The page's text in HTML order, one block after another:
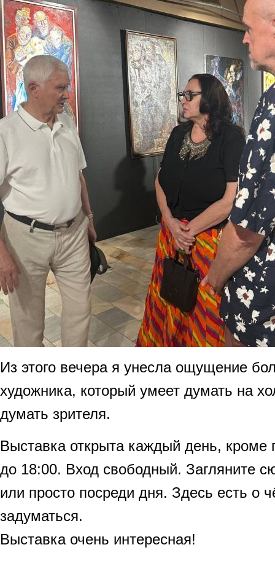
Из этого вечера я унесла ощущение
художника, который умеет думать на
думать зрителя.
Выставка открыта каждый день, кроме
до 18:00. Вход свободный. Загляните
или просто посреди дня. Здесь есть о
задуматься.
Выставка очень интересная!